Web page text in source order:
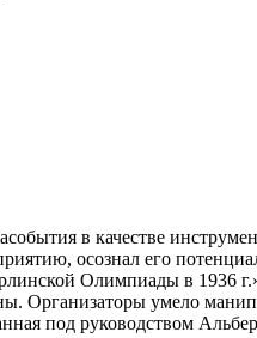
в качестве
осознал его
Олимпиады в 1936
Организаторы умело
под руководством